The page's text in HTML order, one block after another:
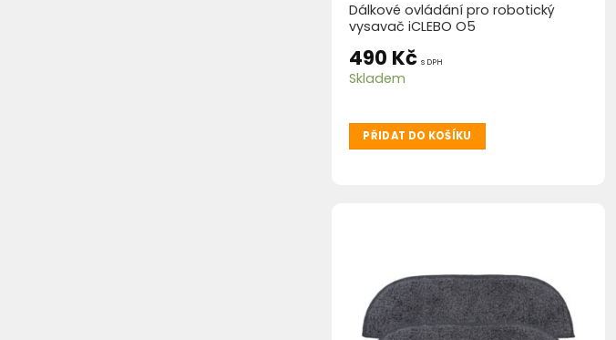
Dálkové ovládání pro robotický
vysavač iCLEBO O5
490 Kč s DPH
Skladem
PŘIDAT DO KOŠÍKU